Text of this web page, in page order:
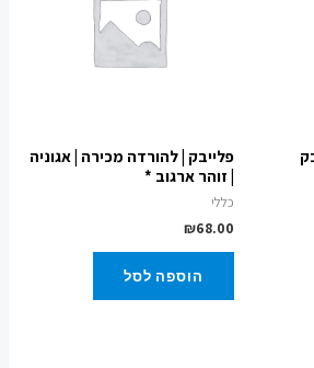
פלייבק | להורדה מכירה | אגוניה
| זוהר ארגוב *
כללי
₪68.00
הוספה לסל